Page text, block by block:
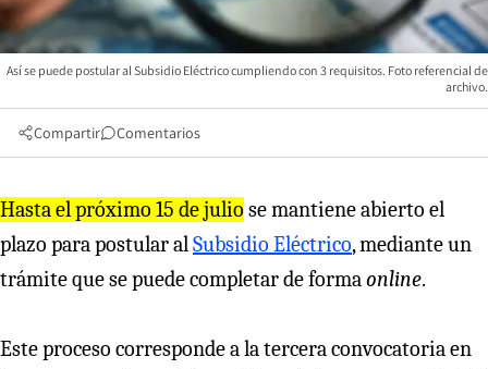
Así se puede postular al Subsidio Eléctrico cumpliendo con 3 requisitos. Foto referencial de
archivo.
Compartir Comentarios
Hasta el próximo 15 de julio se mantiene abierto el
plazo para postular alSubsidio Eléctrico, mediante un
trámite que se puede completar de formaonline.
Este proceso corresponde a la tercera convocatoria en